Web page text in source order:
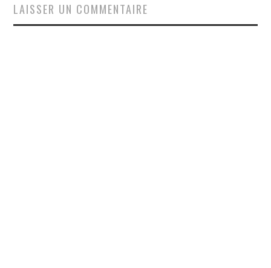
LAISSER UN COMMENTAIRE